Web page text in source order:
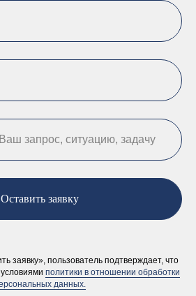
Оставить заявку
заявку», пользователь подтверждает, что
политики в отношении обработки
данных.